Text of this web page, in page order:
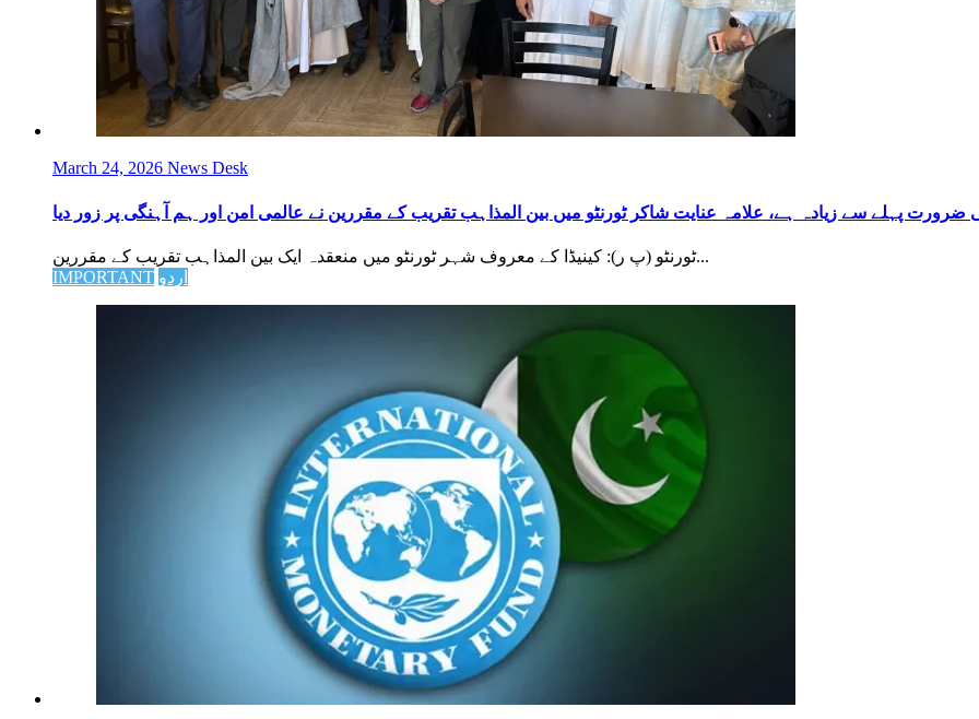
March 24, 2026 News Desk
ضرورت پہلے سے زیادہ ہے، علامہ عنایت شاکر ٹورنٹو میں بین المذاہب تقریب کے مقررین نے عالمی امن اور ہم آہنگی پر زور دیا
ٹورنٹو (پ ر): کینیڈا کے معروف شہر ٹورنٹو میں منعقدہ ایک بین المذاہب تقریب کے مقررین...
IMPORTANT اردو